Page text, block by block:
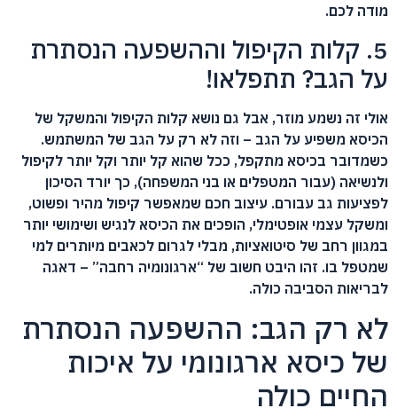
מודה לכם.
5. קלות הקיפול וההשפעה הנסתרת
על הגב? תתפלאו!
אולי זה נשמע מוזר, אבל גם נושא קלות הקיפול והמשקל של
הכיסא משפיע על הגב – וזה לא רק על הגב של המשתמש.
כשמדובר בכיסא מתקפל, ככל שהוא קל יותר וקל יותר לקיפול
ולנשיאה (עבור המטפלים או בני המשפחה), כך יורד הסיכון
לפציעות גב עבורם. עיצוב חכם שמאפשר קיפול מהיר ופשוט,
ומשקל עצמי אופטימלי, הופכים את הכיסא לנגיש ושימושי יותר
במגוון רחב של סיטואציות, מבלי לגרום לכאבים מיותרים למי
שמטפל בו. זהו היבט חשוב של “ארגונומיה רחבה” – דאגה
לבריאות הסביבה כולה.
לא רק הגב: ההשפעה הנסתרת
של כיסא ארגונומי על איכות
החיים כולה